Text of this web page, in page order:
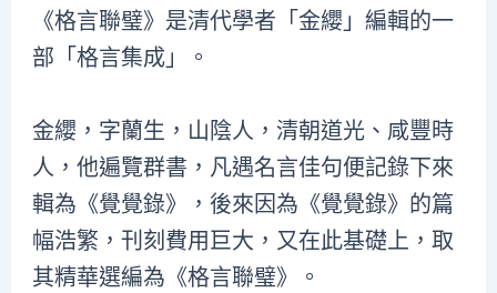
《格言聯璧》是清代學者「金纓」編輯的一
部「格言集成」。
金纓，字蘭生，山陰人，清朝道光、咸豐時
人，他遍覽群書，凡遇名言佳句便記錄下來
輯為《覺覺錄》，後來因為《覺覺錄》的篇
幅浩繁，刊刻費用巨大，又在此基礎上，取
其精華選編為《格言聯璧》。